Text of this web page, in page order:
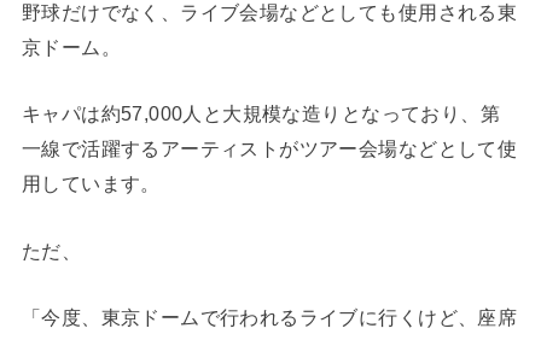
野球だけでなく、ライブ会場などとしても使用される東
京ドーム。
キャパは約57,000人と大規模な造りとなっており、第
一線で活躍するアーティストがツアー会場などとして使
用しています。
ただ、
「今度、東京ドームで行われるライブに行くけど、座席